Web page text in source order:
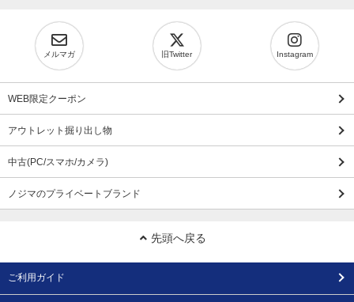
メルマガ 旧Twitter Instagram
WEB限定クーポン
アウトレット掘り出し物
中古(PC/スマホ/カメラ)
ノジマのプライベートブランド
先頭へ戻る
ご利用ガイド